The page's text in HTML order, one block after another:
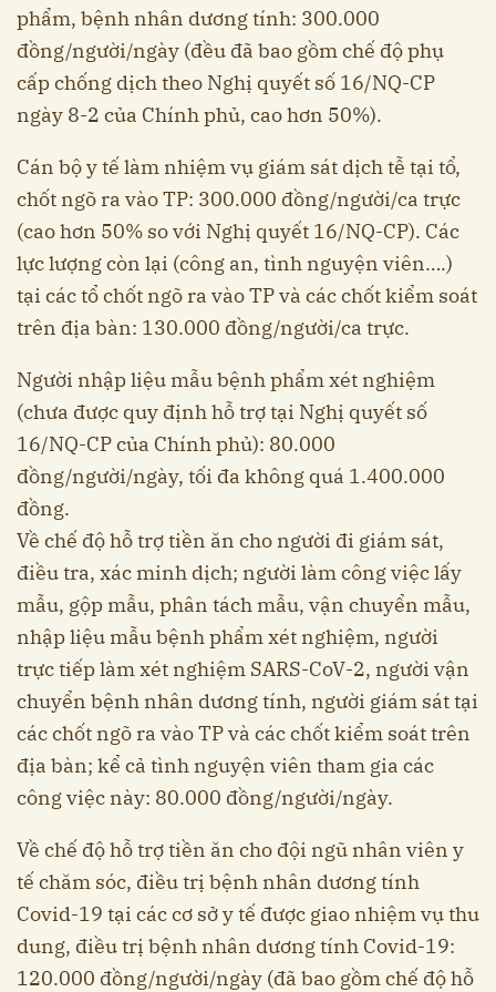
phẩm, bệnh nhân dương tính: 300.000
đồng/người/ngày (đều đã bao gồm chế độ phụ
cấp chống dịch theo Nghị quyết số 16/NQ-CP
ngày 8-2 của Chính phủ, cao hơn 50%).
Cán bộ y tế làm nhiệm vụ giám sát dịch tễ tại tổ,
chốt ngõ ra vào TP: 300.000 đồng/người/ca trực
(cao hơn 50% so với Nghị quyết 16/NQ-CP). Các
lực lượng còn lại (công an, tình nguyện viên….)
tại các tổ chốt ngõ ra vào TP và các chốt kiểm soát
trên địa bàn: 130.000 đồng/người/ca trực.
Người nhập liệu mẫu bệnh phẩm xét nghiệm
(chưa được quy định hỗ trợ tại Nghị quyết số
16/NQ-CP của Chính phủ): 80.000
đồng/người/ngày, tối đa không quá 1.400.000
đồng.
Về chế độ hỗ trợ tiền ăn cho người đi giám sát,
điều tra, xác minh dịch; người làm công việc lấy
mẫu, gộp mẫu, phân tách mẫu, vận chuyển mẫu,
nhập liệu mẫu bệnh phẩm xét nghiệm, người
trực tiếp làmxét nghiệm SARS-CoV-2, người vận
chuyển bệnh nhân dương tính, người giám sát tại
các chốt ngõ ra vào TP và các chốt kiểm soát trên
địa bàn; kể cả tình nguyện viên tham gia các
công việc này: 80.000 đồng/người/ngày.
Về chế độ hỗ trợ tiền ăn cho đội ngũ nhân viên y
tế chăm sóc, điều trị bệnh nhân dương tính
Covid-19 tại các cơ sở y tế được giao nhiệm vụ thu
dung, điều trị bệnh nhân dương tính Covid-19:
120.000 đồng/người/ngày (đã bao gồm chế độ hỗ